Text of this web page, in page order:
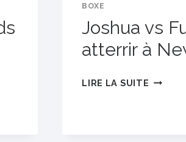
BOXE
Joshua vs
atterrir à
LIRE LA SUITE JOSHUA